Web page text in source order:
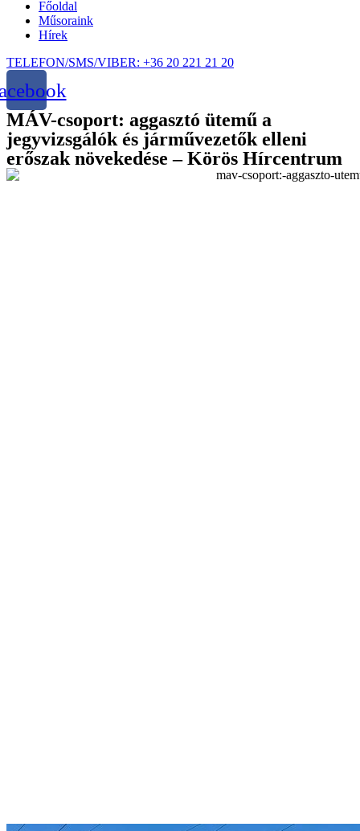
Főoldal
Műsoraink
Hírek
TELEFON/SMS/VIBER: +36 20 221 21 20
MÁV-csoport: aggasztó ütemű a
jegyvizsgálók és járművezetők elleni
erőszak növekedése – Körös Hírcentrum